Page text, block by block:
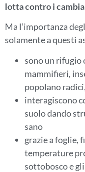
lotta contro i
Ma l’importanza
solamente a questi
sono un rifugio
mammifieri,
popolano
interagiscono
suolo dando
sano
grazie a foglie,
temperature
sottobosco e